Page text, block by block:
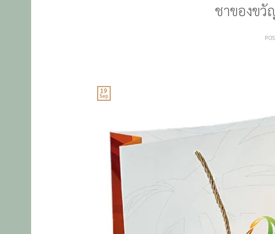
ชาของขวั
19
Sep